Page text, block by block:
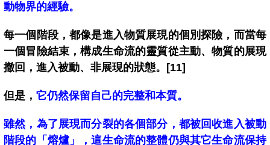
動物界的經驗。
每一個階段，都像是進入物質展現的個別探險，而當每
一個冒險結束，構成生命流的靈質從主動、物質的展現
撤回，進入被動、非展現的狀態。[11]
但是， 它仍然保留自己的完整和本質。
雖然，為了展現而分裂的各個部分，都被回收進入被動
階段的「熔爐」，這生命流的整體仍與其它生命流保持